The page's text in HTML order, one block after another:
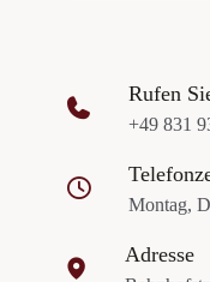
Rufen
+49 831
Montag,
Adresse